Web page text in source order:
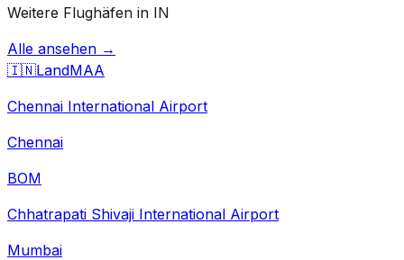
Weitere Flughäfen in IN
Alle ansehen →
🇮🇳LandMAA
Chennai International Airport
Chennai
BOM
Chhatrapati Shivaji International Airport
Mumbai